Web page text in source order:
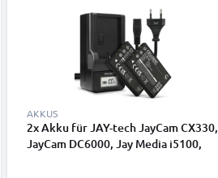
AKKUS
2x Akku für JAY-tech JayCam CX330,
JayCam DC6000, Jay Media i5100,